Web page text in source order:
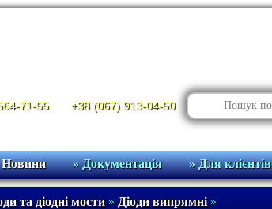
71-55 +38 (067) 913-04-50
Новини » Документація » Для клієнтів
та діодні мости» Діоди випрямні»